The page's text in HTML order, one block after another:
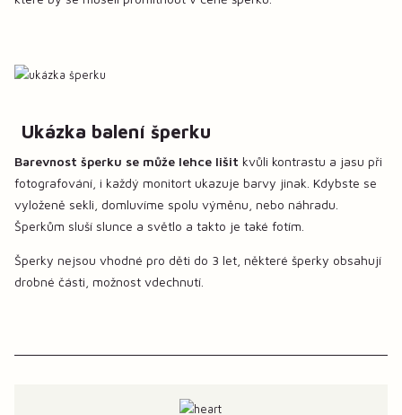
Ukázka balení šperku
Barevnost šperku se může lehce lišit kvůli kontrastu a jasu při
fotografování, i každý monitort ukazuje barvy jinak. Kdybste se
vyloženě sekli, domluvíme spolu výměnu, nebo náhradu.
Šperkům sluší slunce a světlo a takto je také fotím.
Šperky nejsou vhodné pro děti do 3 let, některé šperky obsahují
drobné části, možnost vdechnutí.